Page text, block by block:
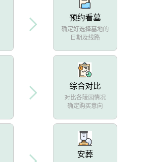
预约看墓
确定好选择墓地的
日期及线路
综合对比
对比各陵园情况
确定购买意向
安葬